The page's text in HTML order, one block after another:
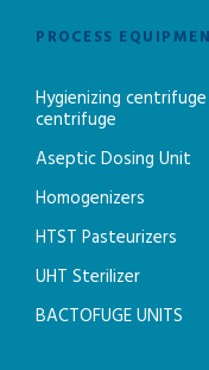
PROCESS
Hygienizing
centrifuge
Aseptic Dosing Unit
Homogenizers
HTST Pasteurizers
UHT Sterilizer
BACTOFUGE UNITS